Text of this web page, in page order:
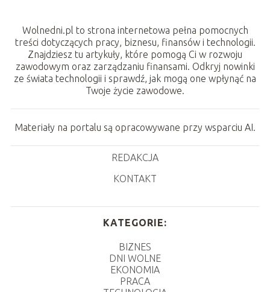
Wolnedni.pl to strona internetowa pełna pomocnych
treści dotyczących pracy, biznesu, finansów i technologii.
Znajdziesz tu artykuły, które pomogą Ci w rozwoju
zawodowym oraz zarządzaniu finansami. Odkryj nowinki
ze świata technologii i sprawdź, jak mogą one wpłynąć na
Twoje życie zawodowe.
Materiały na portalu są opracowywane przy wsparciu AI.
REDAKCJA
KONTAKT
KATEGORIE:
BIZNES
DNI WOLNE
EKONOMIA
PRACA